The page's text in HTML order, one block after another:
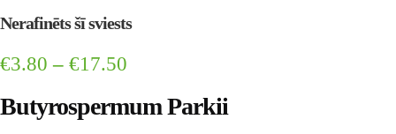
Nerafinēts šī sviests
€3.80 – €17.50
Butyrospermum Parkii